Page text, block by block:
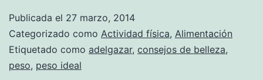
Publicada el 27 marzo, 2014
Categorizado como Actividad física, Alimentación
Etiquetado como adelgazar, consejos de belleza,
peso, peso ideal